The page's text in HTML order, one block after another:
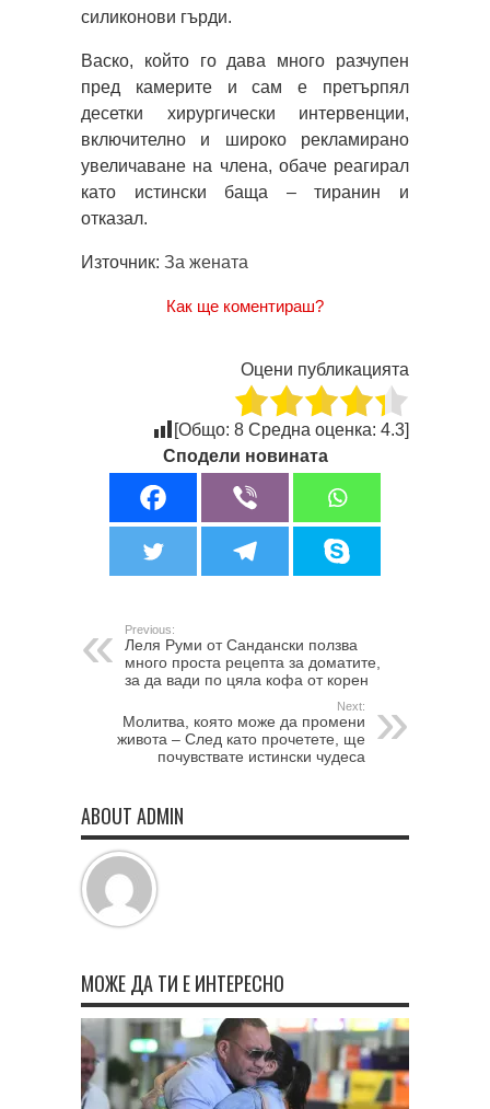
силиконови гърди.
Васко, който го дава много разчупен
пред камерите и сам е претърпял
десетки хирургически интервенции,
включително и широко рекламирано
увеличаване на члена, обаче реагирал
като истински баща – тиранин и
отказал.
Източник: За жената
Как ще коментираш?
Оцени публикацията
[Общо: 8 Средна оценка: 4.3]
Сподели новината
Previous:
Леля Руми от Сандански ползва
много проста рецепта за доматите,
за да вади по цяла кофа от корен
Next:
Молитва, която може да промени
живота – След като прочетете, ще
почувствате истински чудеса
ABOUT ADMIN
МОЖЕ ДА ТИ Е ИНТЕРЕСНО